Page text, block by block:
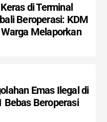
di Terminal
Beroperasi: KDM
Melaporkan
Emas Ilegal di
Bebas Beroperasi